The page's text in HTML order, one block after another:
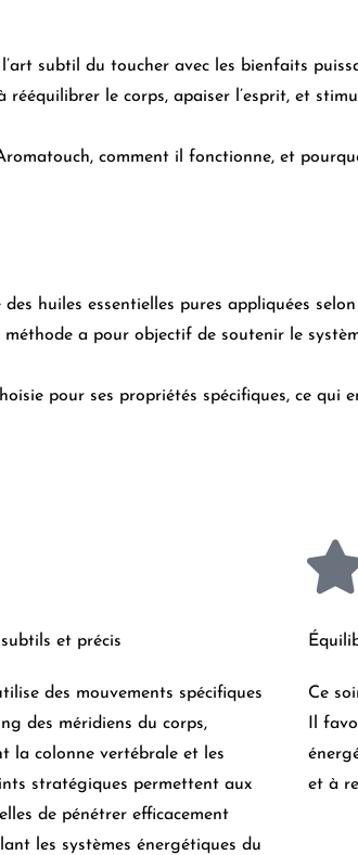
subtil du toucher avec les bienfaits
le corps, apaiser l’esprit, et
comment il fonctionne, et
huiles essentielles pures appliquées
a pour objectif de soutenir le
pour ses propriétés spécifiques, ce
et précis
des mouvements spécifiques
des méridiens du corps,
la colonne vertébrale et les
stratégiques permettent aux
de pénétrer efficacement
les systèmes énergétiques du
Ce
Il
et à